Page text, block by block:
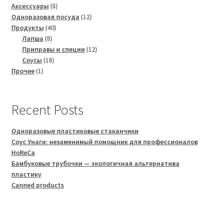
Аксессуары 88
товаров
Одноразовая посуда 1212
Продукты 4040
Лапша 88
товаров
Приправы и специи 1212
Соусы 1818
Прочее 11
Recent Posts
Одноразовые пластиковые стаканчики
Соус Унаги: незаменимый помощник для профессионалов
HoReCa
Бамбуковые трубочки — экологичная альтернатива
пластику
Canned products